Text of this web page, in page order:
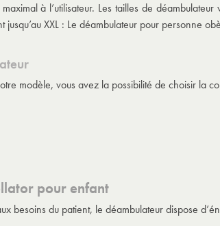
à l’utilisateur. Les tailles de
XXL : Le déambulateur pour personne
modèle, vous avez la possibilité de choisir la
pour enfant
besoins du patient, le déambulateur dispose